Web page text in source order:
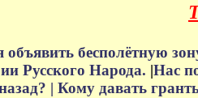
объявить бесполётную
Русского Народа. |Нас
| Кому давать